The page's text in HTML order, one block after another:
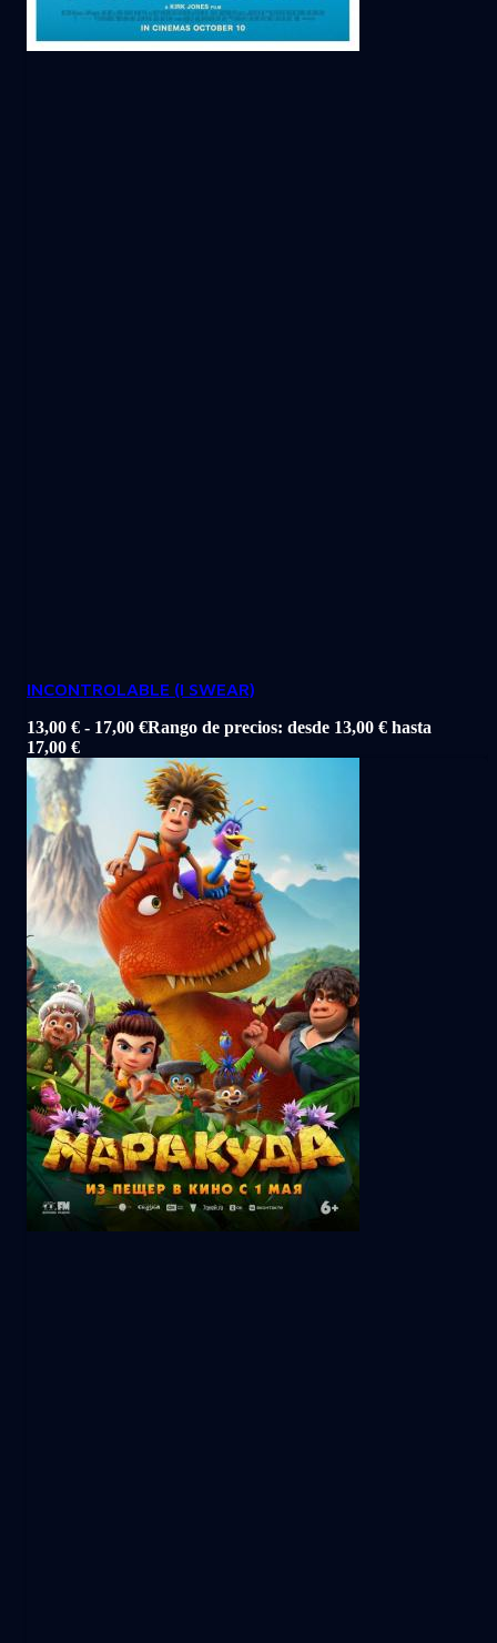
INCONTROLABLE (I SWEAR)
13,00 € - 17,00 €Rango de precios: desde 13,00 € hasta
17,00 €